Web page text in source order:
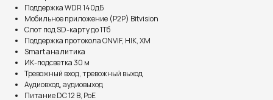
Поддержка WDR 140дБ
Мобильное приложение (P2P) Bitvision
Слот под SD-карту до 1Тб
Поддержка протокола ONVIF, HIK, XM
Smart аналитика
ИК-подсветка 30 м
Тревожный вход, тревожный выход
Аудиовход, аудиовыход
Питание DC 12 В, PoE